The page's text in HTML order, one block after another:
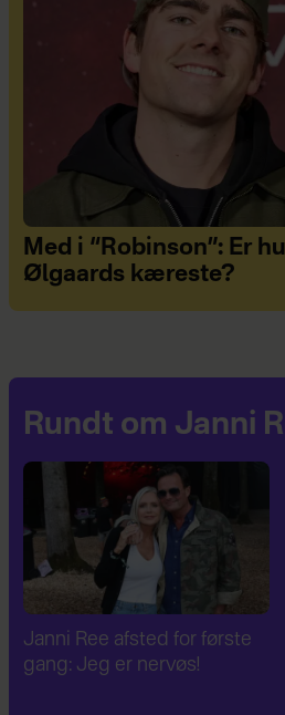
Med i “Robinson”: Er
Ølgaards kæreste?
Rundt om Janni
Janni Ree er fascineret af 2.
verdenskrig: Har besøgt